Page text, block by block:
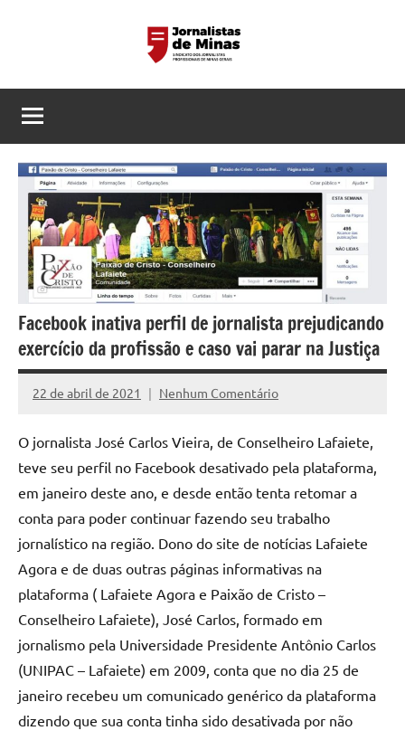
conteúdo
Sindicato
dos
Jornalistas
Profissionais
de
Minas
Gerais
Sindicato
dos
Jornalistas
Profissionais
de
MG
Facebook inativa perfil de jornalista prejudicando
exercício da profissão e caso vai parar na Justiça
22 de abril de 2021
Alessandra
Nenhum Comentário
O jornalista José Carlos Vieira, de Conselheiro Lafaiete,
teve seu perfil no Facebook desativado pela plataforma,
em janeiro deste ano, e desde então tenta retomar a
conta para poder continuar fazendo seu trabalho
jornalístico na região. Dono do site de notícias Lafaiete
Agora e de duas outras páginas informativas na
plataforma ( Lafaiete Agora e Paixão de Cristo –
Conselheiro Lafaiete), José Carlos, formado em
jornalismo pela Universidade Presidente Antônio Carlos
(UNIPAC – Lafaiete) em 2009, conta que no dia 25 de
janeiro recebeu um comunicado genérico da plataforma
dizendo que sua conta tinha sido desativada por não